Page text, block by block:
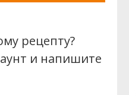
рецепту?
и напишите